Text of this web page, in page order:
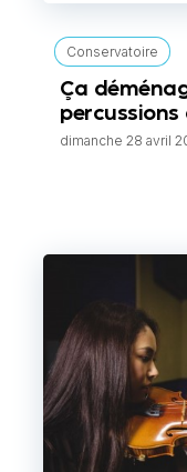
Conservatoire
Ça
percussions
dimanche 28 avril